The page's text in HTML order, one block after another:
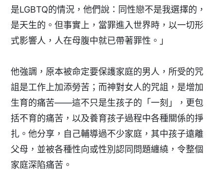
是LGBTQ的情況，他們說：同性戀不是我選擇的，
是天生的。但事實上，當罪進入世界時，以一切形
式影響人，人在母腹中就已帶著罪性。」
他強調，原本被命定要保護家庭的男人，所受的咒
詛是工作上加添勞苦；而神對女人的咒詛，是增加
生育的痛苦——這不只是生孩子的「一刻」，更包
括不育的痛苦，以及養育孩子過程中各種關係的掙
扎。他分享，自己輔導過不少家庭，其中孩子遠離
父母，並被各種性向或性別認同問題纏繞，令整個
家庭深陷痛苦。